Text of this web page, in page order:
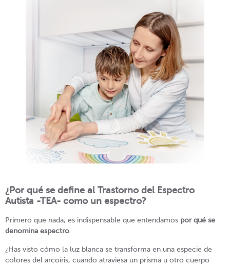
¿Por qué se define al Trastorno del Espectro
Autista -TEA- como un espectro?
Primero que nada, es indispensable que entendamos por qué se
denomina espectro.
¿Has visto cómo la luz blanca se transforma en una especie de
colores del arcoíris, cuando atraviesa un prisma u otro cuerpo